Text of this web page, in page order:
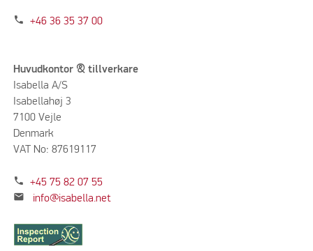
phone +46 36 35 37 00
Huvudkontor & tillverkare
Isabella A/S
Isabellahøj 3
7100 Vejle
Denmark
VAT No: 87619117
phone +45 75 82 07 55
mail info@isabella.net